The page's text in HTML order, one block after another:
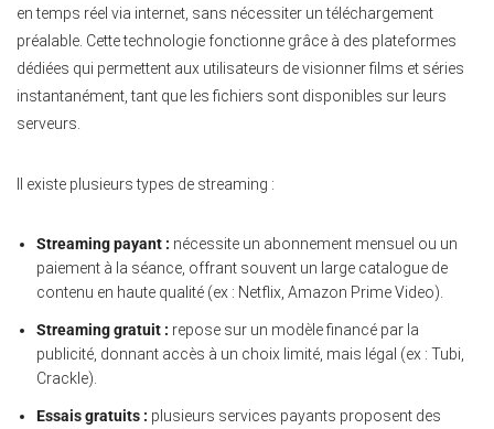
en temps réel via internet, sans nécessiter un téléchargement
préalable. Cette technologie fonctionne grâce à des plateformes
dédiées qui permettent aux utilisateurs de visionner films et séries
instantanément, tant que les fichiers sont disponibles sur leurs
serveurs.
Il existe plusieurs types de streaming :
Streaming payant : nécessite un abonnement mensuel ou un
paiement à la séance, offrant souvent un large catalogue de
contenu en haute qualité (ex : Netflix, Amazon Prime Video).
Streaming gratuit : repose sur un modèle financé par la
publicité, donnant accès à un choix limité, mais légal (ex : Tubi,
Crackle).
Essais gratuits : plusieurs services payants proposent des